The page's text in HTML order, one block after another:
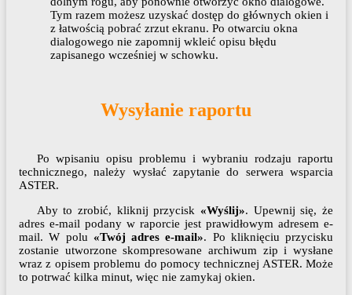
Tym razem możesz uzyskać dostęp do głównych okien i
z łatwością pobrać zrzut ekranu. Po otwarciu okna
dialogowego nie zapomnij wkleić opisu błędu
zapisanego wcześniej w schowku.
Wysyłanie raportu
Po wpisaniu opisu problemu i wybraniu rodzaju raportu
technicznego, należy wysłać zapytanie do serwera wsparcia
ASTER.
Aby to zrobić, kliknij przycisk «Wyślij». Upewnij się, że
adres e-mail podany w raporcie jest prawidłowym adresem e-
mail. W polu «Twój adres e-mail». Po kliknięciu przycisku
zostanie utworzone skompresowane archiwum zip i wysłane
wraz z opisem problemu do pomocy technicznej ASTER. Może
to potrwać kilka minut, więc nie zamykaj okien.